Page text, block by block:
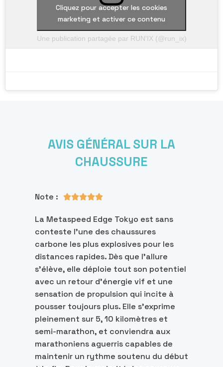
Une publication partagée par RUN'IX (@run_ix)
Cliquez pour accepter les cookies
marketing et activer ce contenu
AVIS GÉNÉRAL SUR LA
CHAUSSURE
Note : 
La Metaspeed Edge Tokyo est sans
conteste l’une des chaussures
carbone les plus explosives pour les
distances rapides. Dès que l’allure
s’élève, elle déploie tout son potentiel
avec un retour d’énergie vif et une
sensation de propulsion qui incite à
pousser toujours plus. Elle s’exprime
pleinement sur 5, 10 kilomètres et
semi-marathon, et conviendra aux
marathoniens aguerris capables de
maintenir un rythme soutenu du début